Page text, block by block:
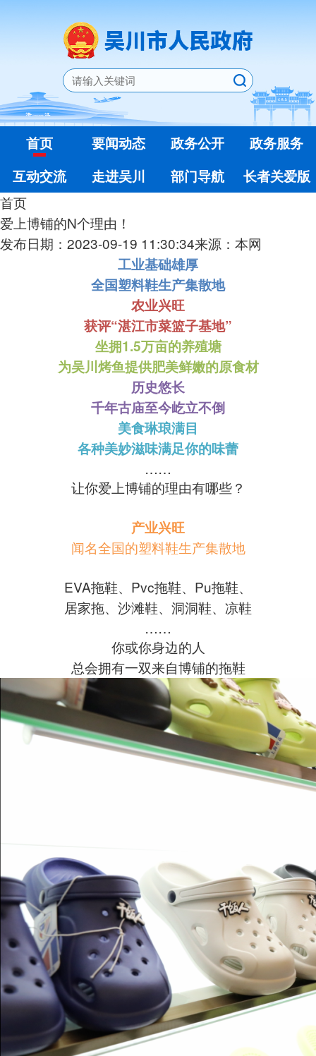
首页 要闻动态 政务公开
政务服务
互动交流
走进吴川 部门导航
长者关爱版
首页
爱上博铺的N个理由！
发布日期：2023-09-19 11:30:34来源：本网
工业基础雄厚
全国塑料鞋生产集散地
农业兴旺
获评“湛江市菜篮子基地”
坐拥1.5万亩的养殖塘
为吴川烤鱼提供肥美鲜嫩的原食材
历史悠长
千年古庙至今屹立不倒
美食琳琅满目
各种美妙滋味满足你的味蕾
……
让你爱上博铺的理由有哪些？
产业兴旺
闻名全国的塑料鞋生产集散地
EVA拖鞋、Pvc拖鞋、Pu拖鞋、
居家拖、沙滩鞋、洞洞鞋、凉鞋
……
你或你身边的人
总会拥有一双来自博铺的拖鞋